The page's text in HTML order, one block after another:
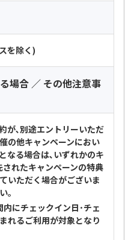
を除く)
場合 ／ その他注意事
が､別途エントリーいただ
の他キャンペーンにおい
なる場合は､いずれかのキ
れたキャンペーンの特典
いただく場合がございま
｡
内にチェックイン日･チェ
れるご利用が対象となり